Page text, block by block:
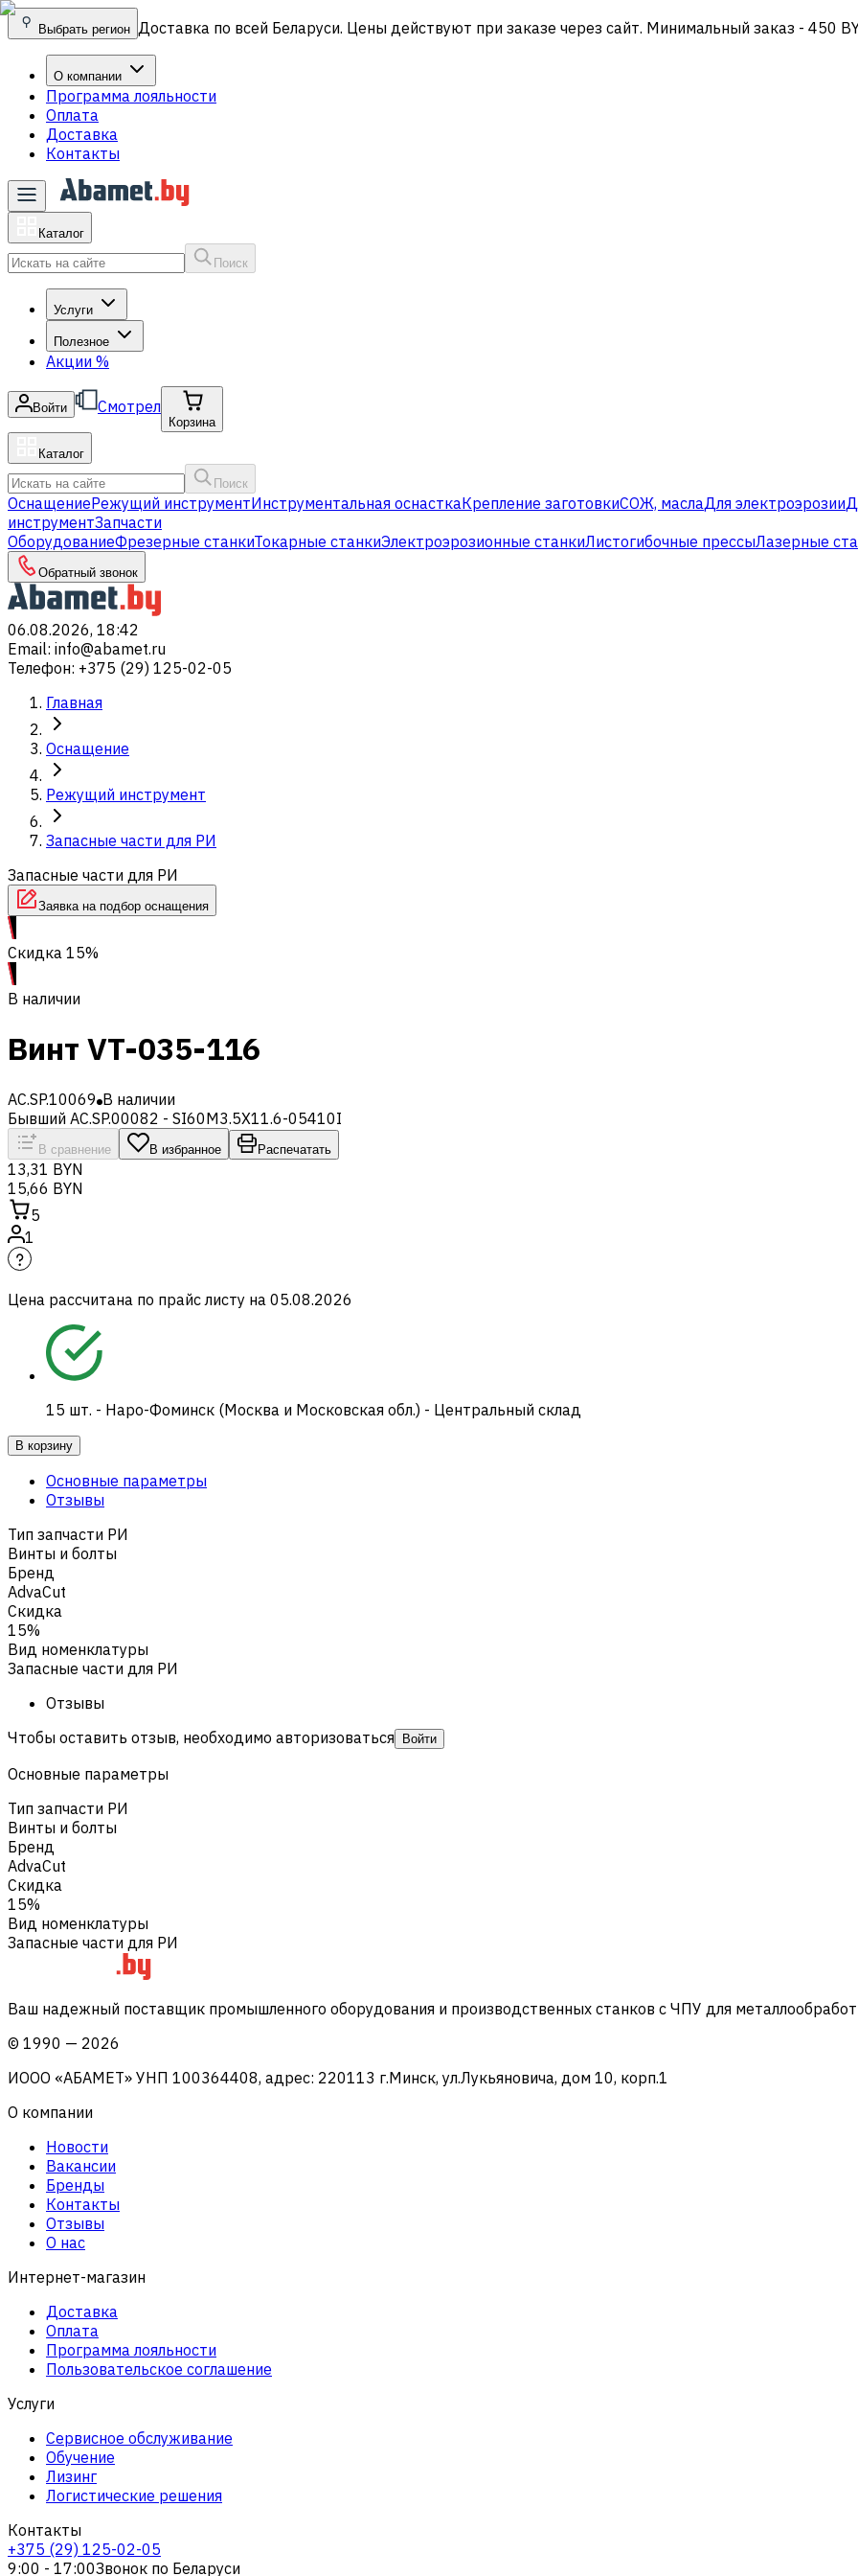
Выбрать регион Доставка по всей Беларуси. Цены действуют при заказе через сайт. Минимальный заказ - 450
О компании
Программа лояльности
Оплата
Доставка
Контакты
Каталог
Поиск
Услуги
Полезное
Акции %
Войти Смотрел
Корзина
Каталог
Поиск
ОснащениеРежущий инструментИнструментальная оснасткаКрепление заготовкиСОЖ, маслаДля электроэрозии
инструментЗапчасти
ОборудованиеФрезерные станкиТокарные станкиЭлектроэрозионные станкиЛистогибочные прессыЛазерные
Обратный звонок
06.08.2026, 18:42
Email: info@abamet.ru
Телефон: +375 (29) 125-02-05
Главная
Оснащение
Режущий инструмент
Запасные части для РИ
Запасные части для РИ
Заявка на подбор оснащения
Скидка 15%
В наличии
Винт VT-035-116
AC.SP.10069 В наличии
Бывший AC.SP.00082 - SI60M3.5X11.6-05410I
В сравнение В избранное Распечатать
13,31 BYN
15,66 BYN
5
1
Цена рассчитана по прайс листу на 05.08.2026
15 шт. - Наро-Фоминск (Москва и Московская обл.) - Центральный склад
В корзину
Основные параметры
Отзывы
Тип запчасти РИ
Винты и болты
Бренд
AdvaCut
Скидка
15%
Вид номенклатуры
Запасные части для РИ
Отзывы
Чтобы оставить отзыв, необходимо авторизоваться
Войти
Основные параметры
Тип запчасти РИ
Винты и болты
Бренд
AdvaCut
Скидка
15%
Вид номенклатуры
Запасные части для РИ
Ваш надежный поставщик промышленного оборудования и производственных станков с ЧПУ для
© 1990 — 2026
ИООО «АБАМЕТ» УНП 100364408, адрес: 220113 г.Минск, ул.Лукьяновича, дом 10, корп.1
О компании
Новости
Вакансии
Бренды
Контакты
Отзывы
О нас
Интернет-магазин
Доставка
Оплата
Программа лояльности
Пользовательское соглашение
Услуги
Сервисное обслуживание
Обучение
Лизинг
Логистические решения
Контакты
+375 (29) 125-02-05
9:00 - 17:00Звонок по Беларуси